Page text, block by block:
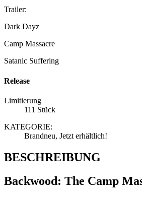
Trailer:
Dark Dayz
Camp Massacre
Satanic Suffering
Release
Limitierung
111 Stück
KATEGORIE:
Brandneu, Jetzt erhältlich!
BESCHREIBUNG
Backwood: The Camp